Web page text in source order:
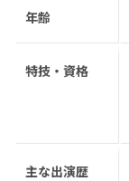
年齢
特技・資格
主な出演歴